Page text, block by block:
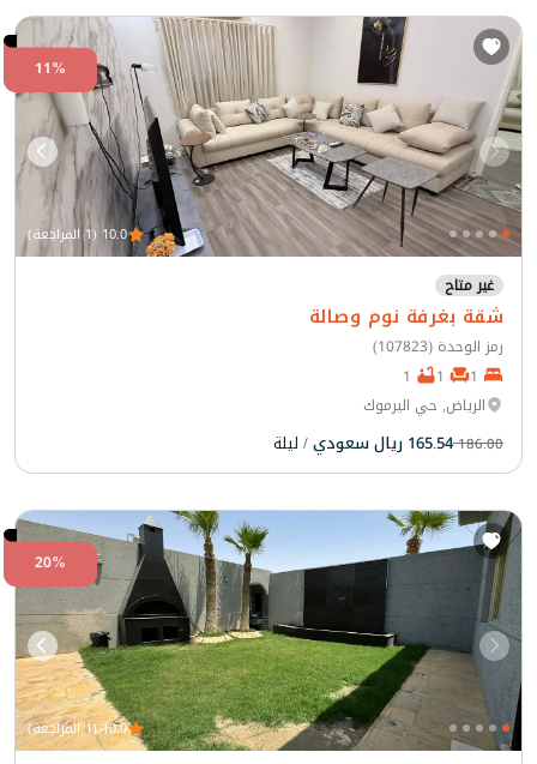
10.0 (1 المراجعة)
11%
غير متاح
شقة بغرفة نوم وصالة
رمز الوحدة (107823)
الرياض, حي اليرموك
186.00165.54 ريال سعودي / ليلة
10.0 (1 المراجعة)
20%